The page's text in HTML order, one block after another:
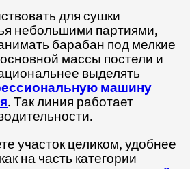
для сушки
небольшими партиями,
барабан под мелкие
массы постели и
выделять
машину
. Так линия работает
участок целиком, удобнее
на часть категории